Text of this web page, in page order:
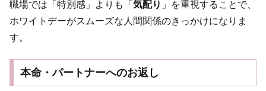
職場では「特別感」よりも「 気配り 」を重視することで、
ホワイトデーがスムーズな人間関係のきっかけになりま
す。
本命・パートナーへのお返し